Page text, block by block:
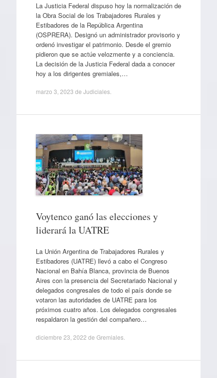
La Justicia Federal dispuso hoy la normalización de
la Obra Social de los Trabajadores Rurales y
Estibadores de la República Argentina
(OSPRERA). Designó un administrador provisorio y
ordenó investigar el patrimonio. Desde el gremio
pidieron que se actúe velozmente y a conciencia.
La decisión de la Justicia Federal dada a conocer
hoy a los dirigentes gremiales,…
marzo 3, 2023 de Judiciales.
Voytenco ganó las elecciones y
liderará la UATRE
La Unión Argentina de Trabajadores Rurales y
Estibadores (UATRE) llevó a cabo el Congreso
Nacional en Bahía Blanca, provincia de Buenos
Aires con la presencia del Secretariado Nacional y
delegados congresales de todo el país donde se
votaron las autoridades de UATRE para los
próximos cuatro años. Los delegados congresales
respaldaron la gestión del compañero…
diciembre 23, 2022 de Gremiales.